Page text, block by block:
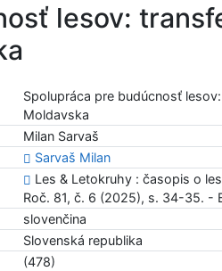
lesov:
Spolupráca pre budúcnosť
Moldavska
Milan Sarvaš
Sarvaš Milan
Les & Letokruhy : časopis o
Roč. 81, č. 6 (2025), s. 34-35. -
slovenčina
Slovenská republika
(478)